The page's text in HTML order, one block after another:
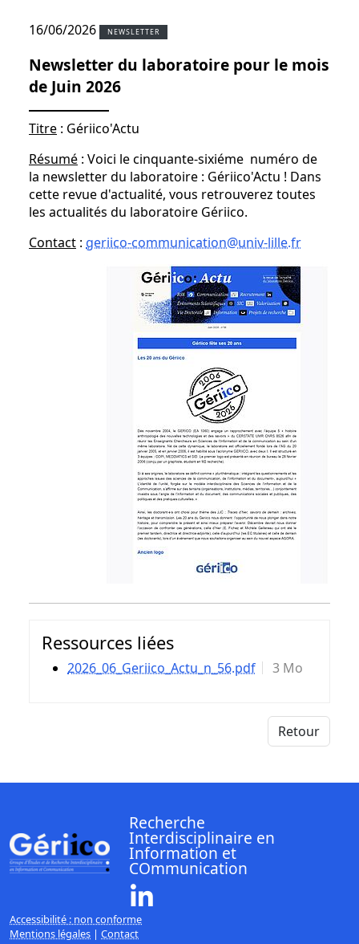
16/06/2026 NEWSLETTER
Newsletter du laboratoire pour le mois
de Juin 2026
Titre : Gériico'Actu
Résumé : Voici le cinquante-sixiéme numéro de
la newsletter du laboratoire : Gériico'Actu ! Dans
cette revue d'actualité, vous retrouverez toutes
les actualités du laboratoire Gériico.
Contact : geriico-communication@univ-lille.fr
Ressources liées
2026_06_Geriico_Actu_n_56.pdf 3 Mo
Retour
Recherche
Interdisciplinaire en
Information et
COmmunication
Accessibilité : non conforme
Mentions légales | Contact